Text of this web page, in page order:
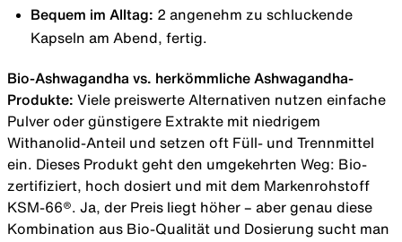
Bequem im Alltag: 2 angenehm zu schluckende
Kapseln am Abend, fertig.
Bio-Ashwagandha vs. herkömmliche Ashwagandha-
Produkte: Viele preiswerte Alternativen nutzen einfache
Pulver oder günstigere Extrakte mit niedrigem
Withanolid-Anteil und setzen oft Füll- und Trennmittel
ein. Dieses Produkt geht den umgekehrten Weg: Bio-
zertifiziert, hoch dosiert und mit dem Markenrohstoff
KSM-66®. Ja, der Preis liegt höher – aber genau diese
Kombination aus Bio-Qualität und Dosierung sucht man